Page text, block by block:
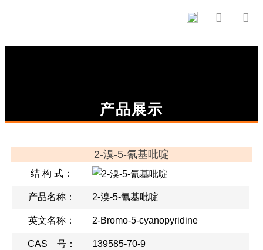
 
产品展示
2-溴-5-氰基吡啶
结 构 式：
产品名称： 2-溴-5-氰基吡啶
英文名称： 2-Bromo-5-cyanopyridine
CAS 号： 139585-70-9